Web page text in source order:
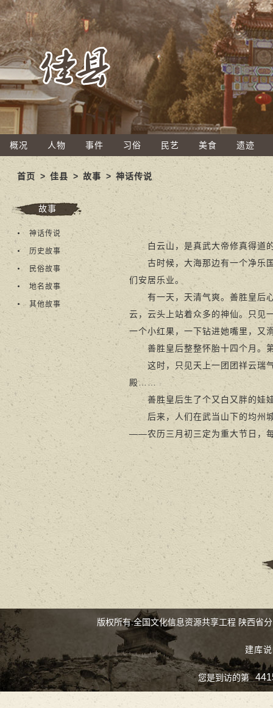
概况 人物 事件 习俗 民艺 美食 遗迹
首页 >佳县 > 故事 > 神话传说
故事
神话传说
历史故事
民俗故事
地名故事
其他故事
白云山，是真武大帝修真得道的
古时候，大海那边有一个净乐国
们安居乐业。
有一天，天清气爽。善胜皇后心
云，云头上站着众多的神仙。只见
一个小红果，一下钻进她嘴里，又
善胜皇后整整怀胎十四个月。第
这时，只见天上一团团祥云瑞气
殿……
善胜皇后生了个又白又胖的娃
后来，人们在武当山下的均州城
——农历三月初三定为重大节日，
版权所有:全国文化信息资源共享工程 陕西省
建库
您是到访的第